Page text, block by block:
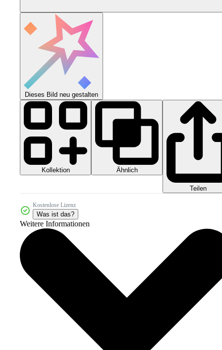
Dieses Bild neu gestalten
Kollektion Ähnlich
Teilen
Kostenlose Lizenz
Was ist das?
Weitere Informationen